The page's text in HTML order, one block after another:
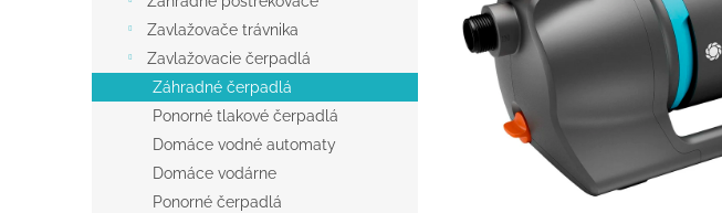
Zavlažovače trávnika
Zavlažovacie čerpadlá
Záhradné čerpadlá
Ponorné tlakové čerpadlá
Domáce vodné automaty
Domáce vodárne
Ponorné čerpadlá